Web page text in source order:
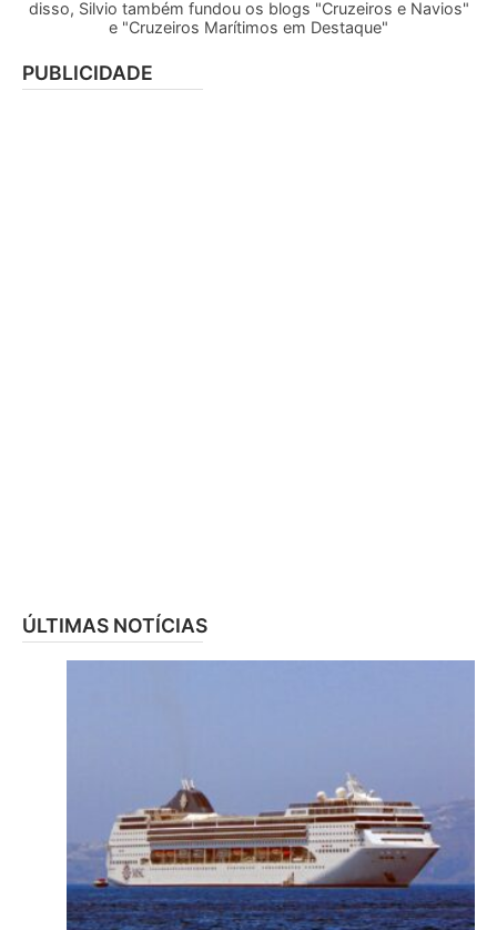
disso, Silvio também fundou os blogs "Cruzeiros e Navios"
e "Cruzeiros Marítimos em Destaque"
PUBLICIDADE
ÚLTIMAS NOTÍCIAS